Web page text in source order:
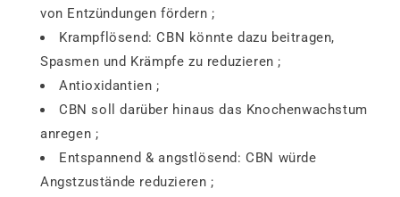
von Entzündungen fördern ;
Krampflösend: CBN könnte dazu beitragen,
Spasmen und Krämpfe zu reduzieren ;
Antioxidantien ;
CBN soll darüber hinaus das Knochenwachstum
anregen ;
Entspannend & angstlösend: CBN würde
Angstzustände reduzieren ;